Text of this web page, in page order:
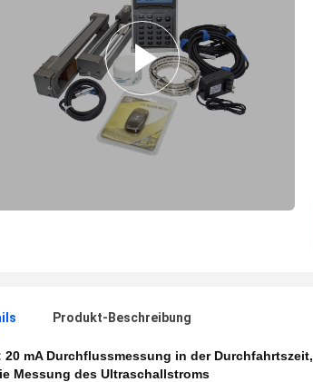
Produkt-Beschreibung
20 mA Durchflussmessung in der Durchfahrtszeit,
Messung des Ultraschallstroms